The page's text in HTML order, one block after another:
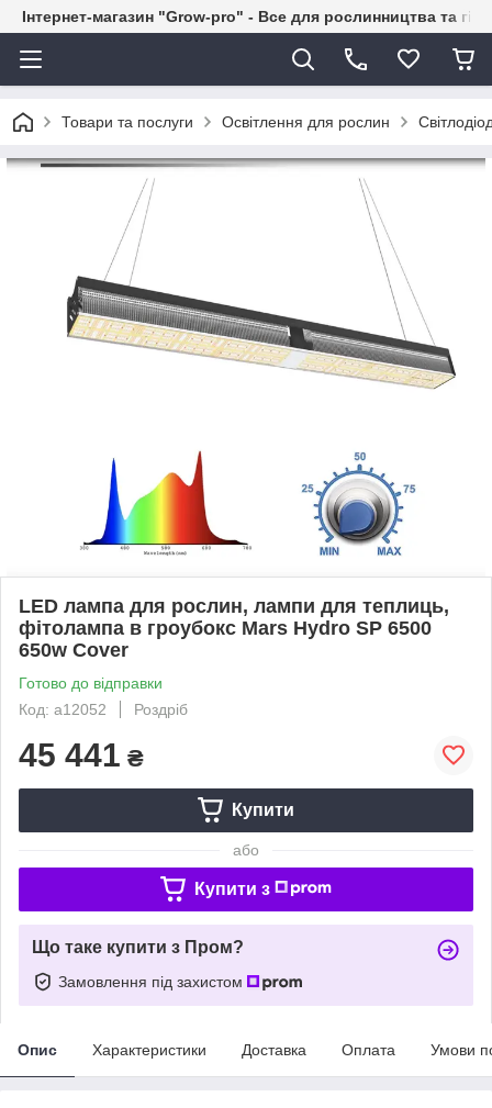
Інтернет-магазин "Grow-pro" - Все для рослинництва та
Товари та послуги Освітлення для рослин
LED лампа для рослин, лампи для теплиць,
фітолампа в гроубокс Mars Hydro SP 6500
650w Cover
Готово до відправки
Код: a12052
Роздріб
45 441 ₴
Купити
або
Купити з
Що таке купити з Пром?
Замовлення під захистом
Опис Характеристики Доставка Оплата Умови